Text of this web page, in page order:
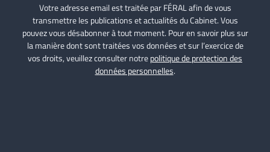
Votre adresse email est traitée par FÉRAL afin de vous
transmettre les publications et actualités du Cabinet. Vous
pouvez vous désabonner à tout moment. Pour en savoir plus sur
la manière dont sont traitées vos données et sur l’exercice de
vos droits, veuillez consulter notrepolitique de protection des
données personnelles.